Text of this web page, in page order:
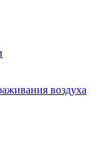
воздуха